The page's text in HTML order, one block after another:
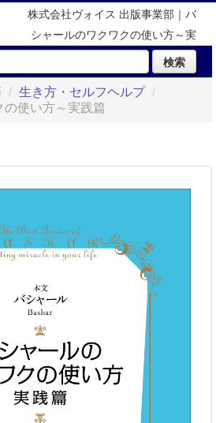
株式会社ヴォイス 出版事業部｜バ
シャールのワクワクの使い方～実
践篇
検索
/ 生き方・セルフヘルプ /
使い方～実践篇